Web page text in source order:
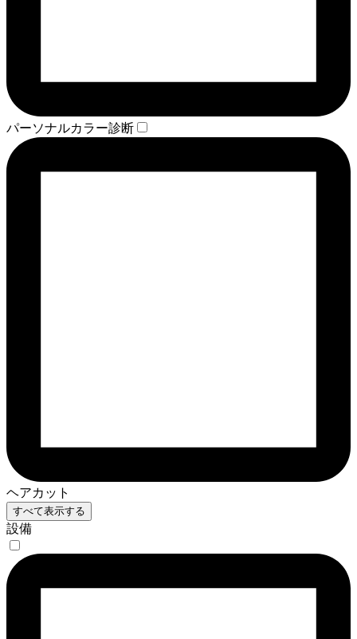
パーソナルカラー診断
ヘアカット
すべて表示する
設備